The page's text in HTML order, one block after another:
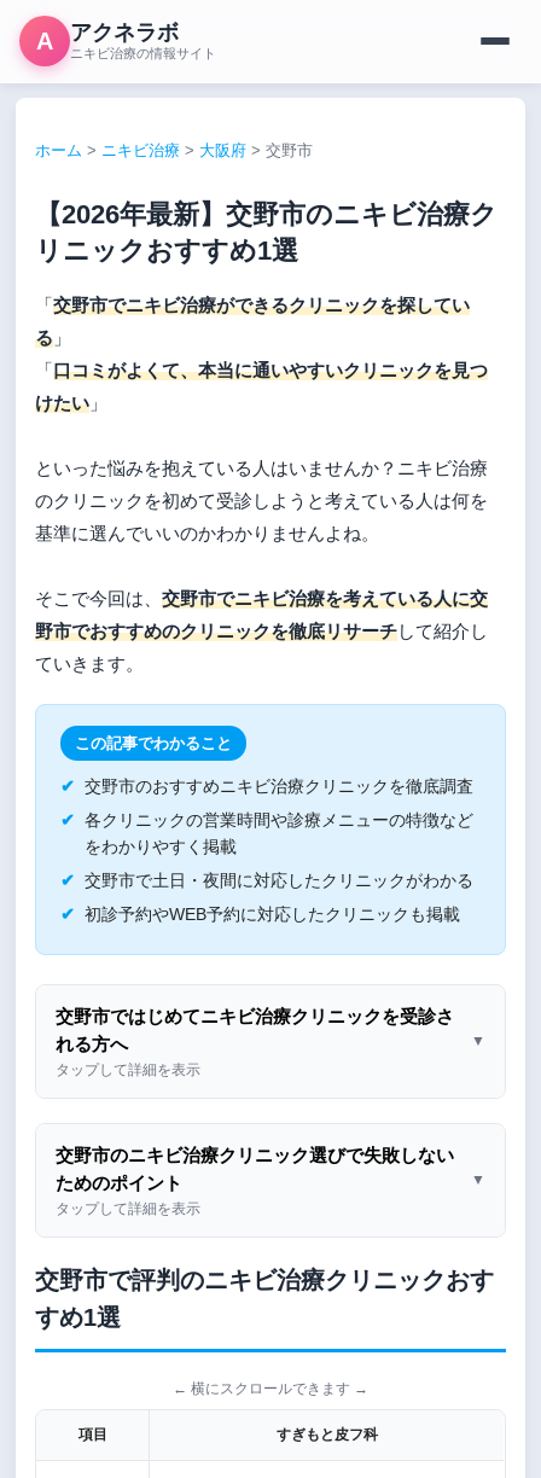
A アクネラボ
ニキビ治療の情報サイト
ホーム > ニキビ治療 > 大阪府 >交野市
【2026年最新】交野市のニキビ治療ク
リニックおすすめ1選
「交野市でニキビ治療ができるクリニックを探してい
る 」
「口コミがよくて、本当に通いやすいクリニックを見つ
けたい 」
といった悩みを抱えている人はいませんか？ニキビ治療
のクリニックを初めて受診しようと考えている人は何を
基準に選んでいいのかわかりませんよね。
そこで今回は、交野市でニキビ治療を考えている人に交
野市でおすすめのクリニックを徹底リサーチして紹介し
ていきます。
この記事でわかること
交野市のおすすめニキビ治療クリニックを徹底調査
各クリニックの営業時間や診療メニューの特徴など
をわかりやすく掲載
交野市で土日・夜間に対応したクリニックがわかる
初診予約やWEB予約に対応したクリニックも掲載
交野市ではじめてニキビ治療クリニックを受診さ
れる方へ
タップして詳細を表示
▼
交野市のニキビ治療クリニック選びで失敗しない
ためのポイント
タップして詳細を表示
▼
交野市で評判のニキビ治療クリニックおす
すめ1選
← 横にスクロールできます →
項目 すぎもと皮フ科